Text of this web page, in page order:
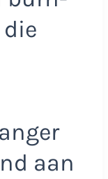
aan